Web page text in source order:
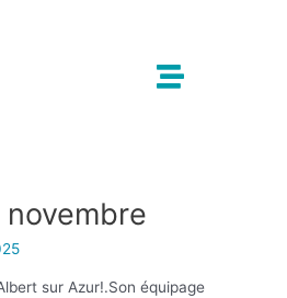
novembre
sur Azur!.Son équipage